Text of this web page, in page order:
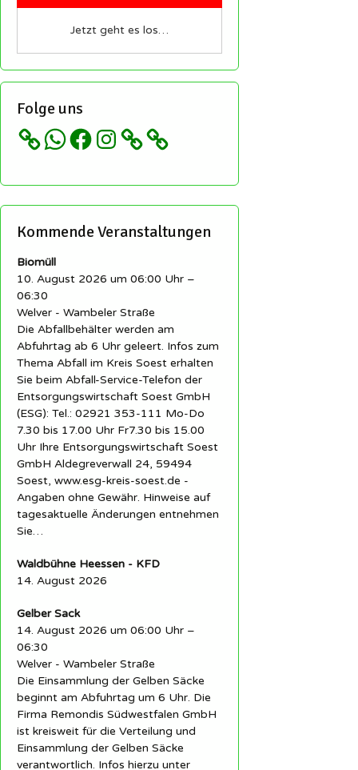
Jetzt geht es los…
Folge uns
WhatsApp
FacebookInstagram
Kommende Veranstaltungen
Biomüll
10. August 2026 um 06:00 Uhr –
06:30
Welver - Wambeler Straße
Die Abfallbehälter werden am
Abfuhrtag ab 6 Uhr geleert. Infos zum
Thema Abfall im Kreis Soest erhalten
Sie beim Abfall-Service-Telefon der
Entsorgungswirtschaft Soest GmbH
(ESG): Tel.: 02921 353-111 Mo-Do
7.30 bis 17.00 Uhr Fr7.30 bis 15.00
Uhr Ihre Entsorgungswirtschaft Soest
GmbH Aldegreverwall 24, 59494
Soest, www.esg-kreis-soest.de -
Angaben ohne Gewähr. Hinweise auf
tagesaktuelle Änderungen entnehmen
Sie…
Waldbühne Heessen - KFD
14. August 2026
Gelber Sack
14. August 2026 um 06:00 Uhr –
06:30
Welver - Wambeler Straße
Die Einsammlung der Gelben Säcke
beginnt am Abfuhrtag um 6 Uhr. Die
Firma Remondis Südwestfalen GmbH
ist kreisweit für die Verteilung und
Einsammlung der Gelben Säcke
verantwortlich. Infos hierzu unter